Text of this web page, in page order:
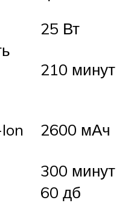
25 Вт
210 минут
2600 мАч
300 минут
60 дб